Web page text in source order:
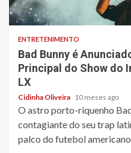
3 min read
ENTRETENIMENTO
Bad Bunny é
Principal do Show do
LX
Cidinha Oliveira 10 meses ago
O astro porto-riquenho
contagiante do seu trap
palco do futebol